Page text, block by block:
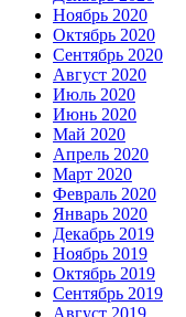
Ноябрь 2020
Октябрь 2020
Сентябрь 2020
Август 2020
Июль 2020
Июнь 2020
Май 2020
Апрель 2020
Март 2020
Февраль 2020
Январь 2020
Декабрь 2019
Ноябрь 2019
Октябрь 2019
Сентябрь 2019
Август 2019